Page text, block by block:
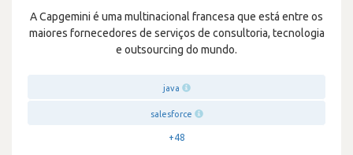
A Capgemini é uma multinacional francesa que está entre os
maiores fornecedores de serviços de consultoria, tecnologia
e outsourcing do mundo.
java
salesforce
+48